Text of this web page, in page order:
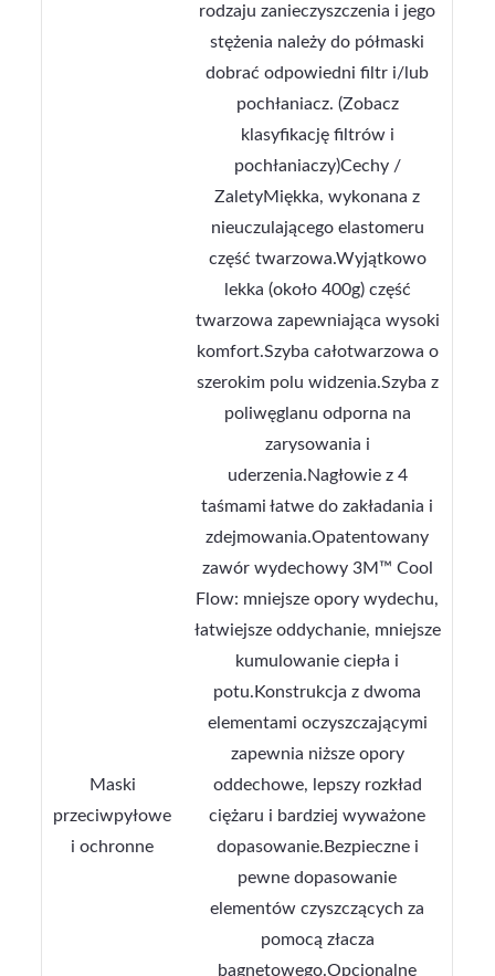
Maski
przeciwpyłowe
i ochronne
rodzaju zanieczyszczenia i jego
stężenia należy do półmaski
dobrać odpowiedni filtr i/lub
pochłaniacz. (Zobacz
klasyfikację filtrów i
pochłaniaczy)Cechy /
ZaletyMiękka, wykonana z
nieuczulającego elastomeru
część twarzowa.Wyjątkowo
lekka (około 400g) część
twarzowa zapewniająca wysoki
komfort.Szyba całotwarzowa o
szerokim polu widzenia.Szyba z
poliwęglanu odporna na
zarysowania i
uderzenia.Nagłowie z 4
taśmami łatwe do zakładania i
zdejmowania.Opatentowany
zawór wydechowy 3M™ Cool
Flow: mniejsze opory wydechu,
łatwiejsze oddychanie, mniejsze
kumulowanie ciepła i
potu.Konstrukcja z dwoma
elementami oczyszczającymi
zapewnia niższe opory
oddechowe, lepszy rozkład
ciężaru i bardziej wyważone
dopasowanie.Bezpieczne i
pewne dopasowanie
elementów czyszczących za
pomocą złacza
bagnetowego.Opcjonalne